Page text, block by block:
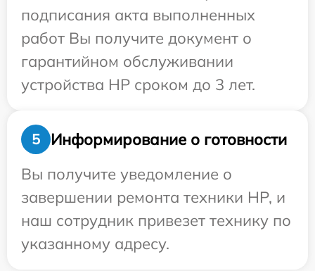
подписания акта выполненных
работ Вы получите документ о
гарантийном обслуживании
устройства HP сроком до 3 лет.
5
Информирование о готовности
Вы получите уведомление о
завершении ремонта техники HP, и
наш сотрудник привезет технику по
указанному адресу.